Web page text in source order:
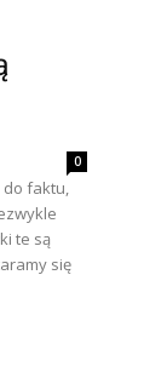
0
do faktu,
te są
się